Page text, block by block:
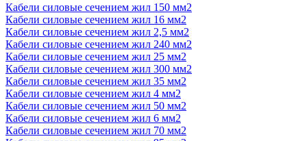
Кабели силовые сечением жил 150 мм2
Кабели силовые сечением жил 16 мм2
Кабели силовые сечением жил 2,5 мм2
Кабели силовые сечением жил 240 мм2
Кабели силовые сечением жил 25 мм2
Кабели силовые сечением жил 300 мм2
Кабели силовые сечением жил 35 мм2
Кабели силовые сечением жил 4 мм2
Кабели силовые сечением жил 50 мм2
Кабели силовые сечением жил 6 мм2
Кабели силовые сечением жил 70 мм2